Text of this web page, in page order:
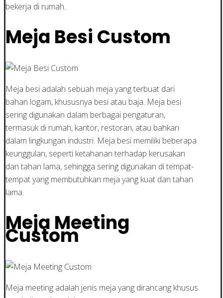
bekerja di rumah.
Meja Besi Custom
Meja besi adalah sebuah meja yang terbuat dari
bahan logam, khususnya besi atau baja. Meja besi
sering digunakan dalam berbagai pengaturan,
termasuk di rumah, kantor, restoran, atau bahkan
dalam lingkungan industri. Meja besi memiliki beberapa
keunggulan, seperti ketahanan terhadap kerusakan
dan tahan lama, sehingga sering digunakan di tempat-
tempat yang membutuhkan meja yang kuat dan tahan
lama.
Meja Meeting
Custom
Meja meeting adalah jenis meja yang dirancang khusus